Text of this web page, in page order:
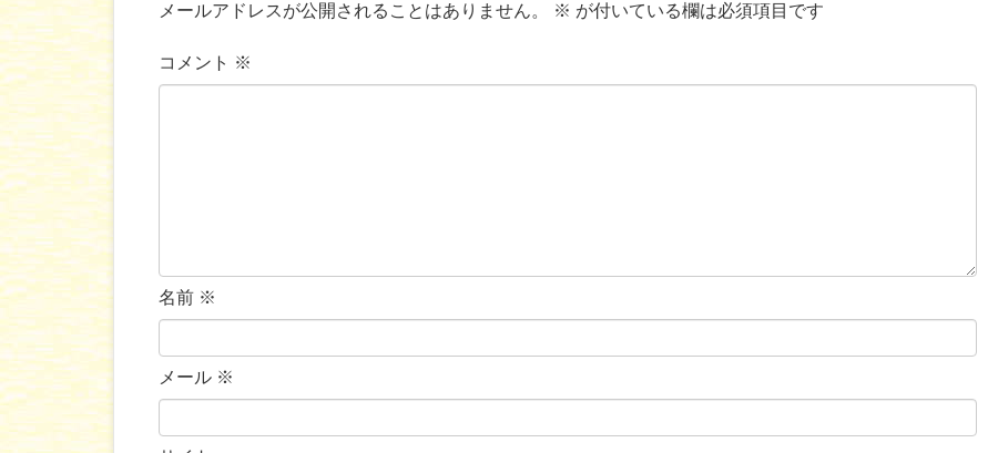
メールアドレスが公開されることはありません。 ※ が付いている欄は必須項目です
コメント ※
名前 ※
メール ※